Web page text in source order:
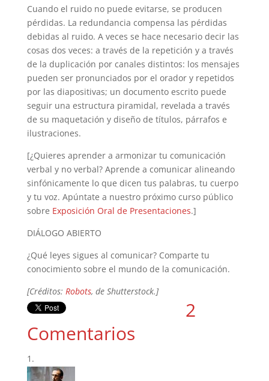
Cuando el ruido no puede evitarse, se producen
pérdidas. La redundancia compensa las pérdidas
debidas al ruido. A veces se hace necesario decir las
cosas dos veces: a través de la repetición y a través
de la duplicación por canales distintos: los mensajes
pueden ser pronunciados por el orador y repetidos
por las diapositivas; un documento escrito puede
seguir una estructura piramidal, revelada a través
de su maquetación y diseño de títulos, párrafos e
ilustraciones.
[¿Quieres aprender a armonizar tu comunicación
verbal y no verbal? Aprende a comunicar alineando
sinfónicamente lo que dicen tus palabras, tu cuerpo
y tu voz. Apúntate a nuestro próximo curso público
sobre Exposición Oral de Presentaciones.]
DIÁLOGO ABIERTO
¿Qué leyes sigues al comunicar? Comparte tu
conocimiento sobre el mundo de la comunicación.
[Créditos: Robots, de Shutterstock.]
2
Comentarios